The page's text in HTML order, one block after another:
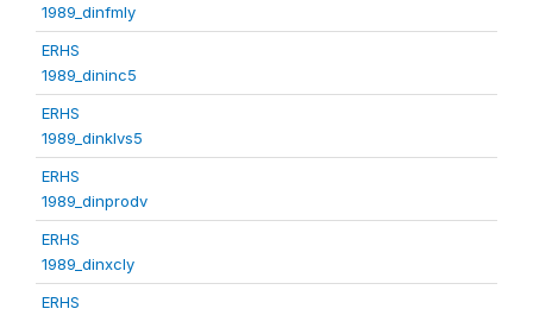
1989_dinfmly
ERHS
1989_dininc5
ERHS
1989_dinklvs5
ERHS
1989_dinprodv
ERHS
1989_dinxcly
ERHS